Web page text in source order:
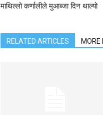
माथिल्लो कर्णालीले मुआब्जा दिन थाल्यो
RELATED ARTICLES MORE